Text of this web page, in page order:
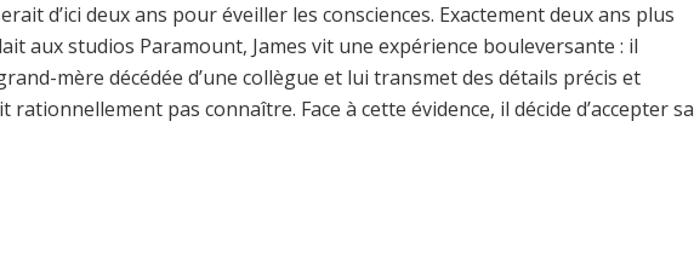
d’ici deux ans pour éveiller les consciences. Exactement deux ans plus
aux studios Paramount, James vit une expérience bouleversante : il
mère décédée d’une collègue et lui transmet des détails précis et
rationnellement pas connaître. Face à cette évidence, il décide d’accepter sa